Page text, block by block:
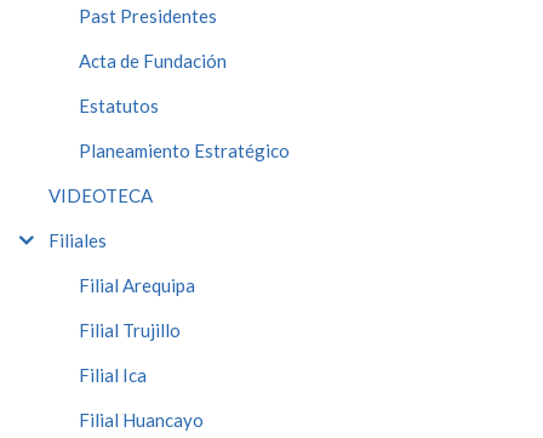
Past Presidentes
Acta de Fundación
Estatutos
Planeamiento Estratégico
VIDEOTECA
Filiales
Filial Arequipa
Filial Trujillo
Filial Ica
Filial Huancayo